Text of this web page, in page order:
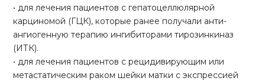
• для лечения пациентов с гепатоцеллюлярной
карциномой (ГЦК), которые ранее получали анти-
ангиогенную терапию ингибиторами тирозинкиназ
(ИТК).
• для лечения пациентов с рецидивирующим или
метастатическим раком шейки матки с экспрессией